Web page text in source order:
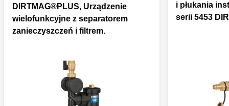
DIRTMAG®PLUS, Urządzenie
wielofunkcyjne z separatorem
zanieczyszczeń i filtrem.
i płukania
serii 5453